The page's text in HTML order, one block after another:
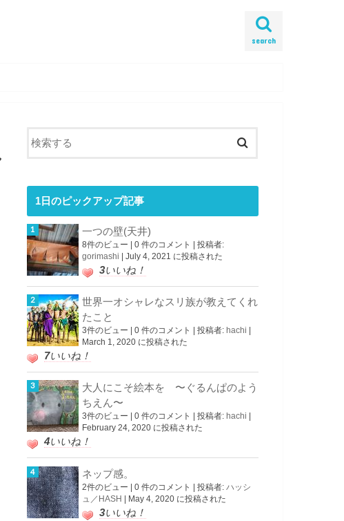
search
1日のピックアップ記事
一つの壁(天井)
8件のビュー 0 件のコメント
投稿者:
gorimashi
July 4, 2021 に投稿された
3いいね！
世界一オシャレなスリ族が教えてくれ
たこと
3件のビュー 0 件のコメント 投稿者: hachi
March 1, 2020 に投稿された
7いいね！
大人にこそ絵本を 〜ぐるんぱのよう
ちえん〜
3件のビュー 0 件のコメント 投稿者: hachi
February 24, 2020 に投稿された
4いいね！
ネップ感。
2件のビュー | 0 件のコメント | 投稿者: ハッシ
ュ／HASH | May 4, 2020 に投稿された
3いいね！